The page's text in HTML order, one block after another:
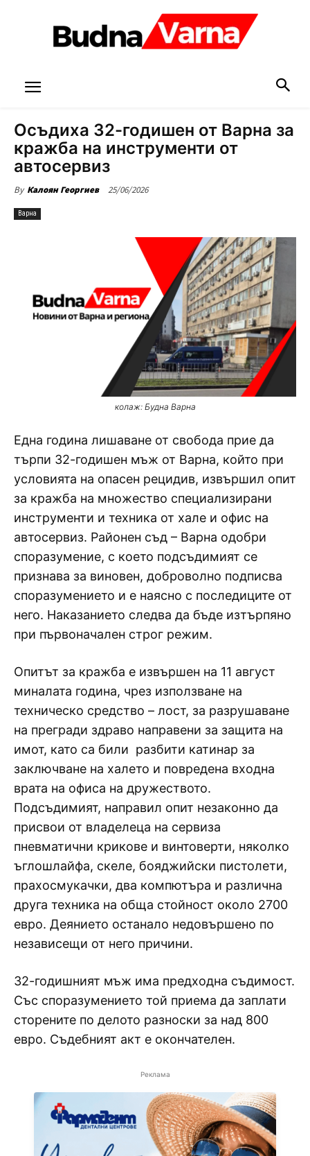
Осъдиха 32-годишен от Варна за
кражба на инструменти от
автосервиз
By Калоян Георгиев 25/06/2026
Варна
колаж: Будна Варна
Една година лишаване от свобода прие да
търпи 32-годишен мъж от Варна, който при
условията на опасен рецидив, извършил опит
за кражба на множество специализирани
инструменти и техника от хале и офис на
автосервиз. Районен съд – Варна одобри
споразумение, с което подсъдимият се
признава за виновен, доброволно подписва
споразумението и е наясно с последиците от
него. Наказанието следва да бъде изтърпяно
при първоначален строг режим.
Опитът за кражба е извършен на 11 август
миналата година, чрез използване на
техническо средство – лост, за разрушаване
на прегради здраво направени за защита на
имот, като са били разбити катинар за
заключване на халето и повредена входна
врата на офиса на дружеството.
Подсъдимият, направил опит незаконно да
присвои от владелеца на сервиза
пневматични крикове и винтоверти, няколко
ъглошлайфа, скеле, бояджийски пистолети,
прахосмукачки, два компютъра и различна
друга техника на обща стойност около 2700
евро. Деянието останало недовършено по
независещи от него причини.
32-годишният мъж има предходна съдимост.
Със споразумението той приема да заплати
сторените по делото разноски за над 800
евро. Съдебният акт е окончателен.
Реклама